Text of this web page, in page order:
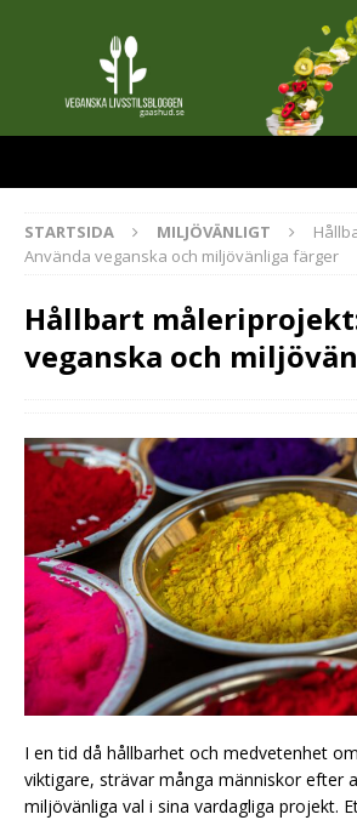
STARTSIDA MILJÖVÄNLIGT
Använda veganska och miljövänliga färger
Hållbart
veganska och
I en tid då hållbarhet och medvetenhet
viktigare, strävar många människor efter
miljövänliga val i sina vardagliga projekt.